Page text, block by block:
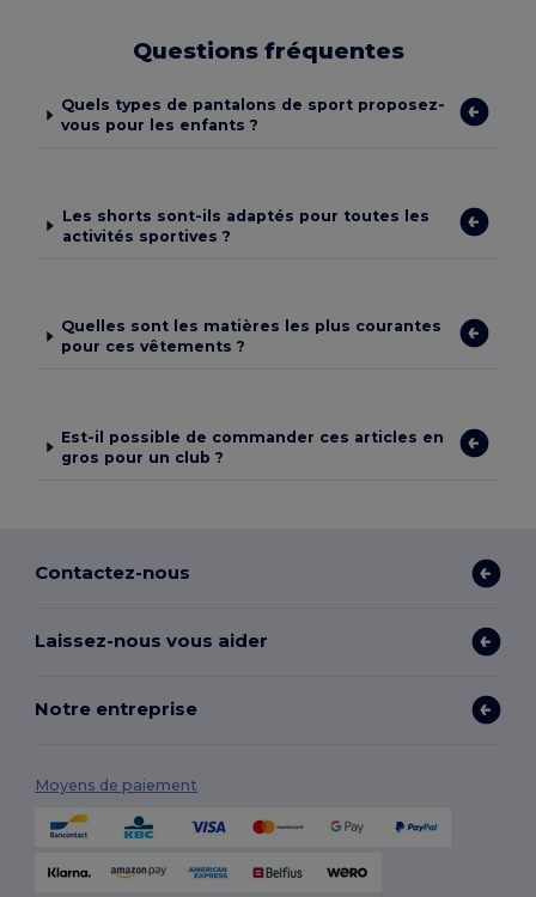
Questions fréquentes
Quels types de pantalons de sport proposez-
vous pour les enfants ?
Les shorts sont-ils adaptés pour toutes les
activités sportives ?
Quelles sont les matières les plus courantes
pour ces vêtements ?
Est-il possible de commander ces articles en
gros pour un club ?
Contactez-nous
Laissez-nous vous aider
Notre entreprise
Moyens de paiement